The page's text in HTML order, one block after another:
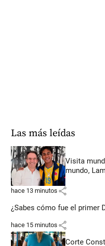
Las más leídas
Visita
mundo,
hace 13 minutos share
¿Sabes cómo fue el primer
hace 15 minutos share
Corte